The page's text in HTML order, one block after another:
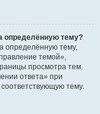
определённую тему?
определённую тему,
темой»,
просмотра тем.
ответа» при
тему.